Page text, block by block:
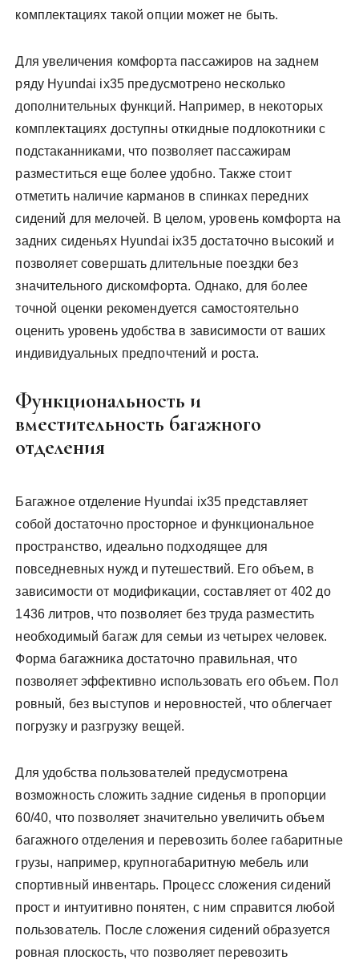
комплектациях такой опции может не быть.
Для увеличения комфорта пассажиров на заднем
ряду Hyundai ix35 предусмотрено несколько
дополнительных функций. Например, в некоторых
комплектациях доступны откидные подлокотники с
подстаканниками, что позволяет пассажирам
разместиться еще более удобно. Также стоит
отметить наличие карманов в спинках передних
сидений для мелочей. В целом, уровень комфорта на
задних сиденьях Hyundai ix35 достаточно высокий и
позволяет совершать длительные поездки без
значительного дискомфорта. Однако, для более
точной оценки рекомендуется самостоятельно
оценить уровень удобства в зависимости от ваших
индивидуальных предпочтений и роста.
Функциональность и
вместительность багажного
отделения
Багажное отделение Hyundai ix35 представляет
собой достаточно просторное и функциональное
пространство, идеально подходящее для
повседневных нужд и путешествий. Его объем, в
зависимости от модификации, составляет от 402 до
1436 литров, что позволяет без труда разместить
необходимый багаж для семьи из четырех человек.
Форма багажника достаточно правильная, что
позволяет эффективно использовать его объем. Пол
ровный, без выступов и неровностей, что облегчает
погрузку и разгрузку вещей.
Для удобства пользователей предусмотрена
возможность сложить задние сиденья в пропорции
60/40, что позволяет значительно увеличить объем
багажного отделения и перевозить более габаритные
грузы, например, крупногабаритную мебель или
спортивный инвентарь. Процесс сложения сидений
прост и интуитивно понятен, с ним справится любой
пользователь. После сложения сидений образуется
ровная плоскость, что позволяет перевозить